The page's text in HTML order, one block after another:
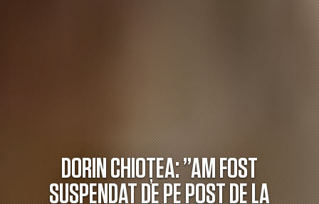
DORIN CHIOȚEA: ”AM FOST
SUSPENDAT DE PE POST DE LA